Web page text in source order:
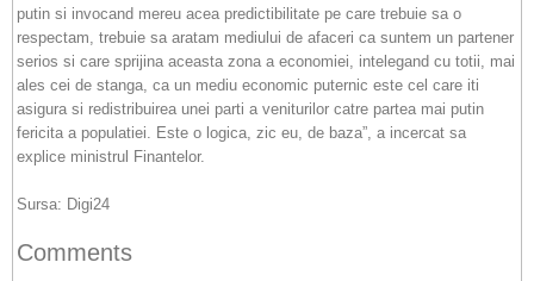
putin si invocand mereu acea predictibilitate pe care trebuie sa o
respectam, trebuie sa aratam mediului de afaceri ca suntem un partener
serios si care sprijina aceasta zona a economiei, intelegand cu totii, mai
ales cei de stanga, ca un mediu economic puternic este cel care iti
asigura si redistribuirea unei parti a veniturilor catre partea mai putin
fericita a populatiei. Este o logica, zic eu, de baza”, a incercat sa
explice ministrul Finantelor.
Sursa: Digi24
Comments